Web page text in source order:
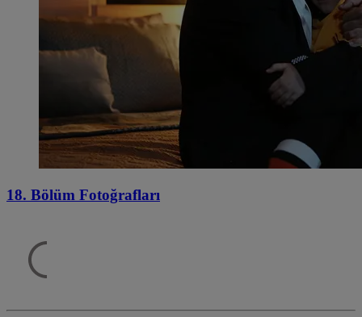
18. Bölüm Fotoğrafları